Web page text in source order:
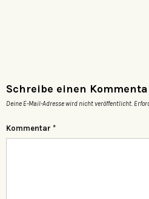
Schreibe einen
Deine E-Mail-Adresse wird nicht veröffentlicht.
Kommentar *